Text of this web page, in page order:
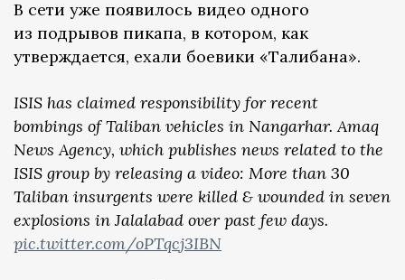
В сети уже появилось видео одного
из подрывов пикапа, в котором, как
утверждается, ехали боевики «Талибана».
ISIS has claimed responsibility for recent
bombings of Taliban vehicles in Nangarhar. Amaq
News Agency, which publishes news related to the
ISIS group by releasing a video: More than 30
Taliban insurgents were killed & wounded in seven
explosions in Jalalabad over past few days.
pic.twitter.com/oPTqcj3IBN